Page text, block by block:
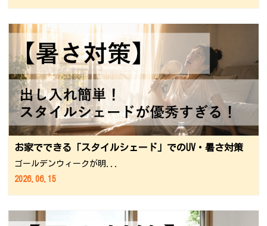
お家でできる「スタイルシェード」でのUV・暑さ対策
ゴールデンウィークが明...
2026.06.15